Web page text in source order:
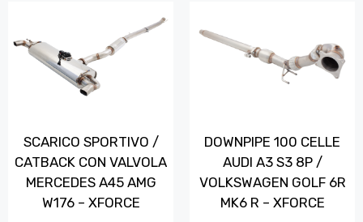
SCARICO SPORTIVO /
CATBACK CON VALVOLA
MERCEDES A45 AMG
W176 – XFORCE
DOWNPIPE 100 CELLE
AUDI A3 S3 8P /
VOLKSWAGEN GOLF 6R
MK6 R – XFORCE